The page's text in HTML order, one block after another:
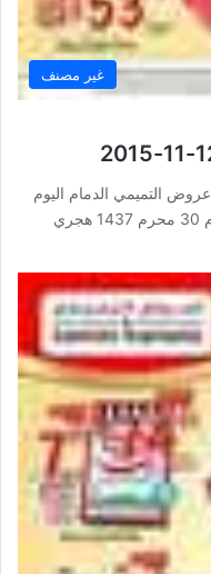
غير مصنف
عروض التميمي الدمام اليوم 12-11-2015 عروض التميمي الدمام اليوم
12-11-2015 افضل العروض الحصرية اليوم 30 محرم 1437 هجري